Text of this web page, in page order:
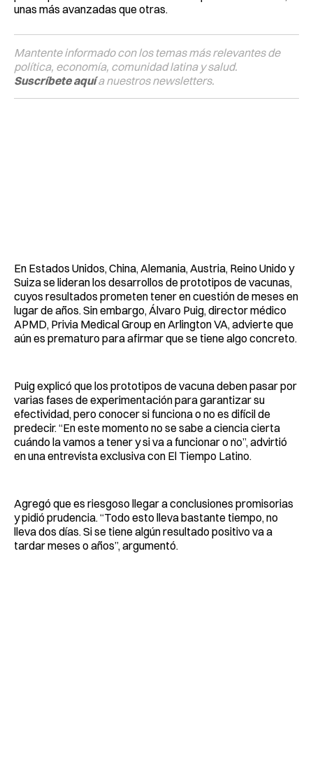
unas más avanzadas que otras.
Mantente informado con los temas más relevantes de
política, economía, comunidad latina y salud.
Suscríbete aquía nuestros newsletters.
En Estados Unidos, China, Alemania, Austria, Reino Unido y
Suiza se lideran los desarrollos de prototipos de vacunas,
cuyos resultados prometen tener en cuestión de meses en
lugar de años. Sin embargo, Álvaro Puig, director médico
APMD, Privia Medical Group en Arlington VA, advierte que
aún es prematuro para afirmar que se tiene algo concreto.
Puig explicó que los prototipos de vacuna deben pasar por
varias fases de experimentación para garantizar su
efectividad, pero conocer si funciona o no es difícil de
predecir. “En este momento no se sabe a ciencia cierta
cuándo la vamos a tener y si va a funcionar o no”, advirtió
en una entrevista exclusiva con El Tiempo Latino.
Agregó que es riesgoso llegar a conclusiones promisorias
y pidió prudencia. “Todo esto lleva bastante tiempo, no
lleva dos días. Si se tiene algún resultado positivo va a
tardar meses o años”, argumentó.